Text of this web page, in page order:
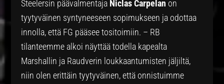
Steelersin päävalmentaja Niclas Carpelan on
tyytyväinen syntyneeseen sopimukseen ja odottaa
innolla, että FG pääsee tositoimiin. – RB
tilanteemme alkoi näyttää todella kapealta
Marshallin ja Raudverin loukkaantumisten jäljiltä,
niin olen erittäin tyytyväinen, että onnistuimme